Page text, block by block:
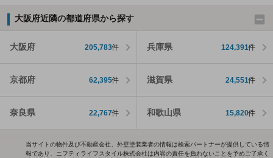
大阪府近隣の都道府県から探す
大阪府 205,783件 兵庫県 124,391件
京都府 62,395件 滋賀県 24,551件
奈良県 22,767件 和歌山県 15,820件
当サイトの物件及び不動産会社、外壁塗装業者の情報は検索パートナーが提供している情
報であり、ニフティライフスタイル株式会社は内容の責任を負わないことを予めご了承く